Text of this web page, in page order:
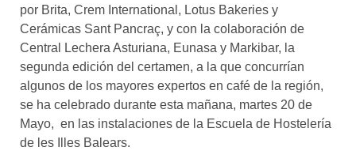
por Brita, Crem International, Lotus Bakeries y
Cerámicas Sant Pancraç, y con la colaboración de
Central Lechera Asturiana, Eunasa y Markibar, la
segunda edición del certamen, a la que concurrían
algunos de los mayores expertos en café de la región,
se ha celebrado durante esta mañana, martes 20 de
Mayo, en las instalaciones de la Escuela de Hostelería
de les Illes Balears.